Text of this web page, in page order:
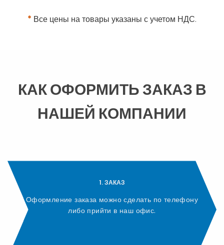
* Все цены на товары указаны с учетом НДС.
КАК ОФОРМИТЬ ЗАКАЗ В
НАШЕЙ КОМПАНИИ
1. ЗАКАЗ
Оформление заказа можно сделать по телефону
либо прийти в наш офис.